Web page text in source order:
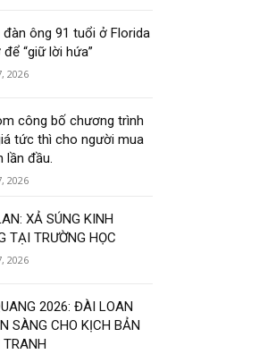
đàn ông 91 tuổi ở Florida
“giữ lời hứa”
2026
công bố chương trình
tức thì cho người mua
lần đầu.
2026
XẢ SÚNG KINH
TẠI TRƯỜNG HỌC
2026
2026: ĐÀI LOAN
SÀNG CHO KỊCH BẢN